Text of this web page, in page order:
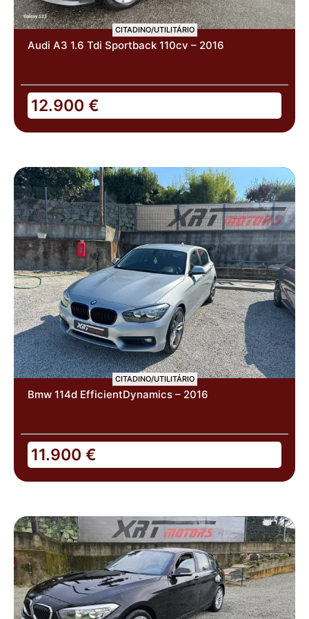
CITADINO/UTILITÁRIO
Audi A3 1.6 Tdi Sportback 110cv – 2016
12.900 €
CITADINO/UTILITÁRIO
Bmw 114d EfficientDynamics – 2016
11.900 €